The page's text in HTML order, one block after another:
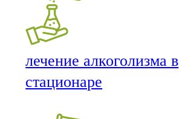
лечение алкоголизма в
стационаре